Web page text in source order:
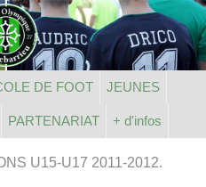
DE FOOT JEUNES
PARTENARIAT + d'infos
U15-U17 2011-2012.